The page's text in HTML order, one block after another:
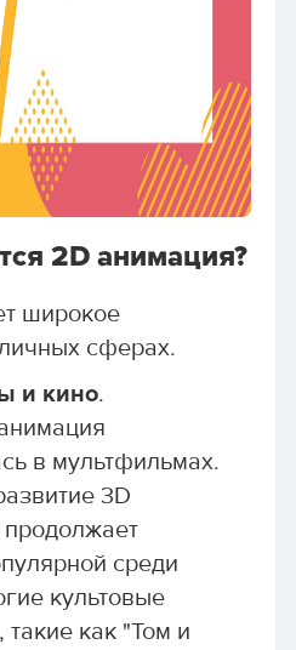
2D анимация?
широкое
сферах.
и кино.
в мультфильмах.
3D
среди
культовые
как "Том и